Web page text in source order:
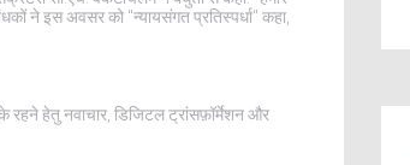
ने इस अवसर को "न्यायसंगत प्रतिस्पर्धा" कहा,
रहने हेतु नवाचार, डिजिटल ट्रांसफ़ॉर्मेशन और